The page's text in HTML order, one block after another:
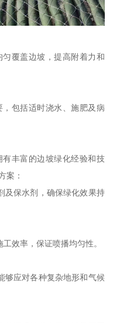
覆盖边坡，提高附着力和
包括适时浇水、施肥及病
丰富的边坡绿化经验和技
案：
及保水剂，确保绿化效果持
效率，保证喷播均匀性。
够应对各种复杂地形和气候